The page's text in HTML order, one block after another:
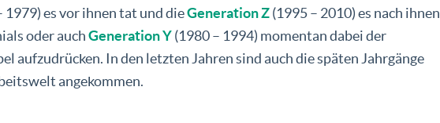
1979) es vor ihnen tat und dieGeneration Z(1995 – 2010) es nach ihnen
oder auchGeneration Y(1980 – 1994) momentan dabei der
aufzudrücken. In den letzten Jahren sind auch die späten Jahrgänge
angekommen.